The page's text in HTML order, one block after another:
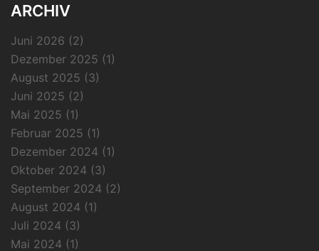
ARCHIV
Juni 2026 (2)
Dezember 2025 (1)
August 2025 (3)
Juni 2025 (2)
Mai 2025 (1)
Februar 2025 (1)
Dezember 2024 (1)
Oktober 2024 (3)
September 2024 (2)
August 2024 (1)
Juli 2024 (3)
Mai 2024 (1)